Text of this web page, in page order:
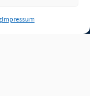
Impressum